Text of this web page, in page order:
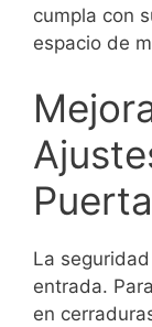
cumpla con
espacio de
La
entrada.
en